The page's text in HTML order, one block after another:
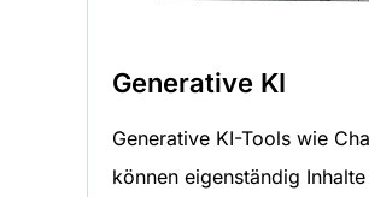
Generative KI
Generative KI-Tools wie
können eigenständig